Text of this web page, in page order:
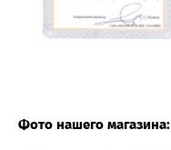
Фото нашего магазина: